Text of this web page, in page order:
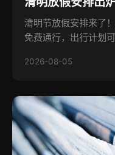
清明节放假安排来了
免费通行，出行计划可
2026-08-05